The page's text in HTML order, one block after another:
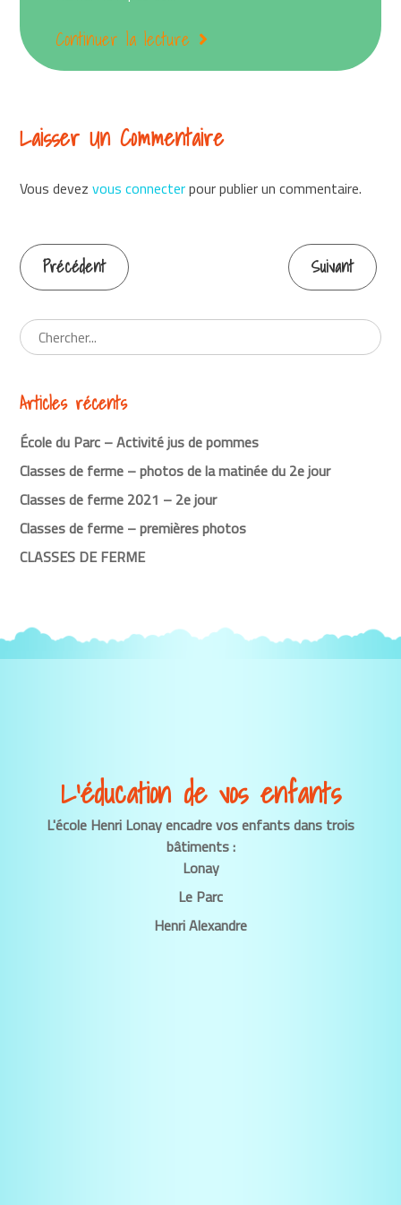
Continuer la lecture
Laisser Un Commentaire
Vous devezvous connecterpour publier un commentaire.
Continuer
la
lecture
Précédent Suivant
Articles récents
École du Parc – Activité jus de pommes
Classes de ferme – photos de la matinée du 2e jour
Classes de ferme 2021 – 2e jour
Classes de ferme – premières photos
CLASSES DE FERME
L’éducation de vos enfants
L'école Henri Lonay encadre vos enfants dans trois
bâtiments :
Lonay
Le Parc
Henri Alexandre